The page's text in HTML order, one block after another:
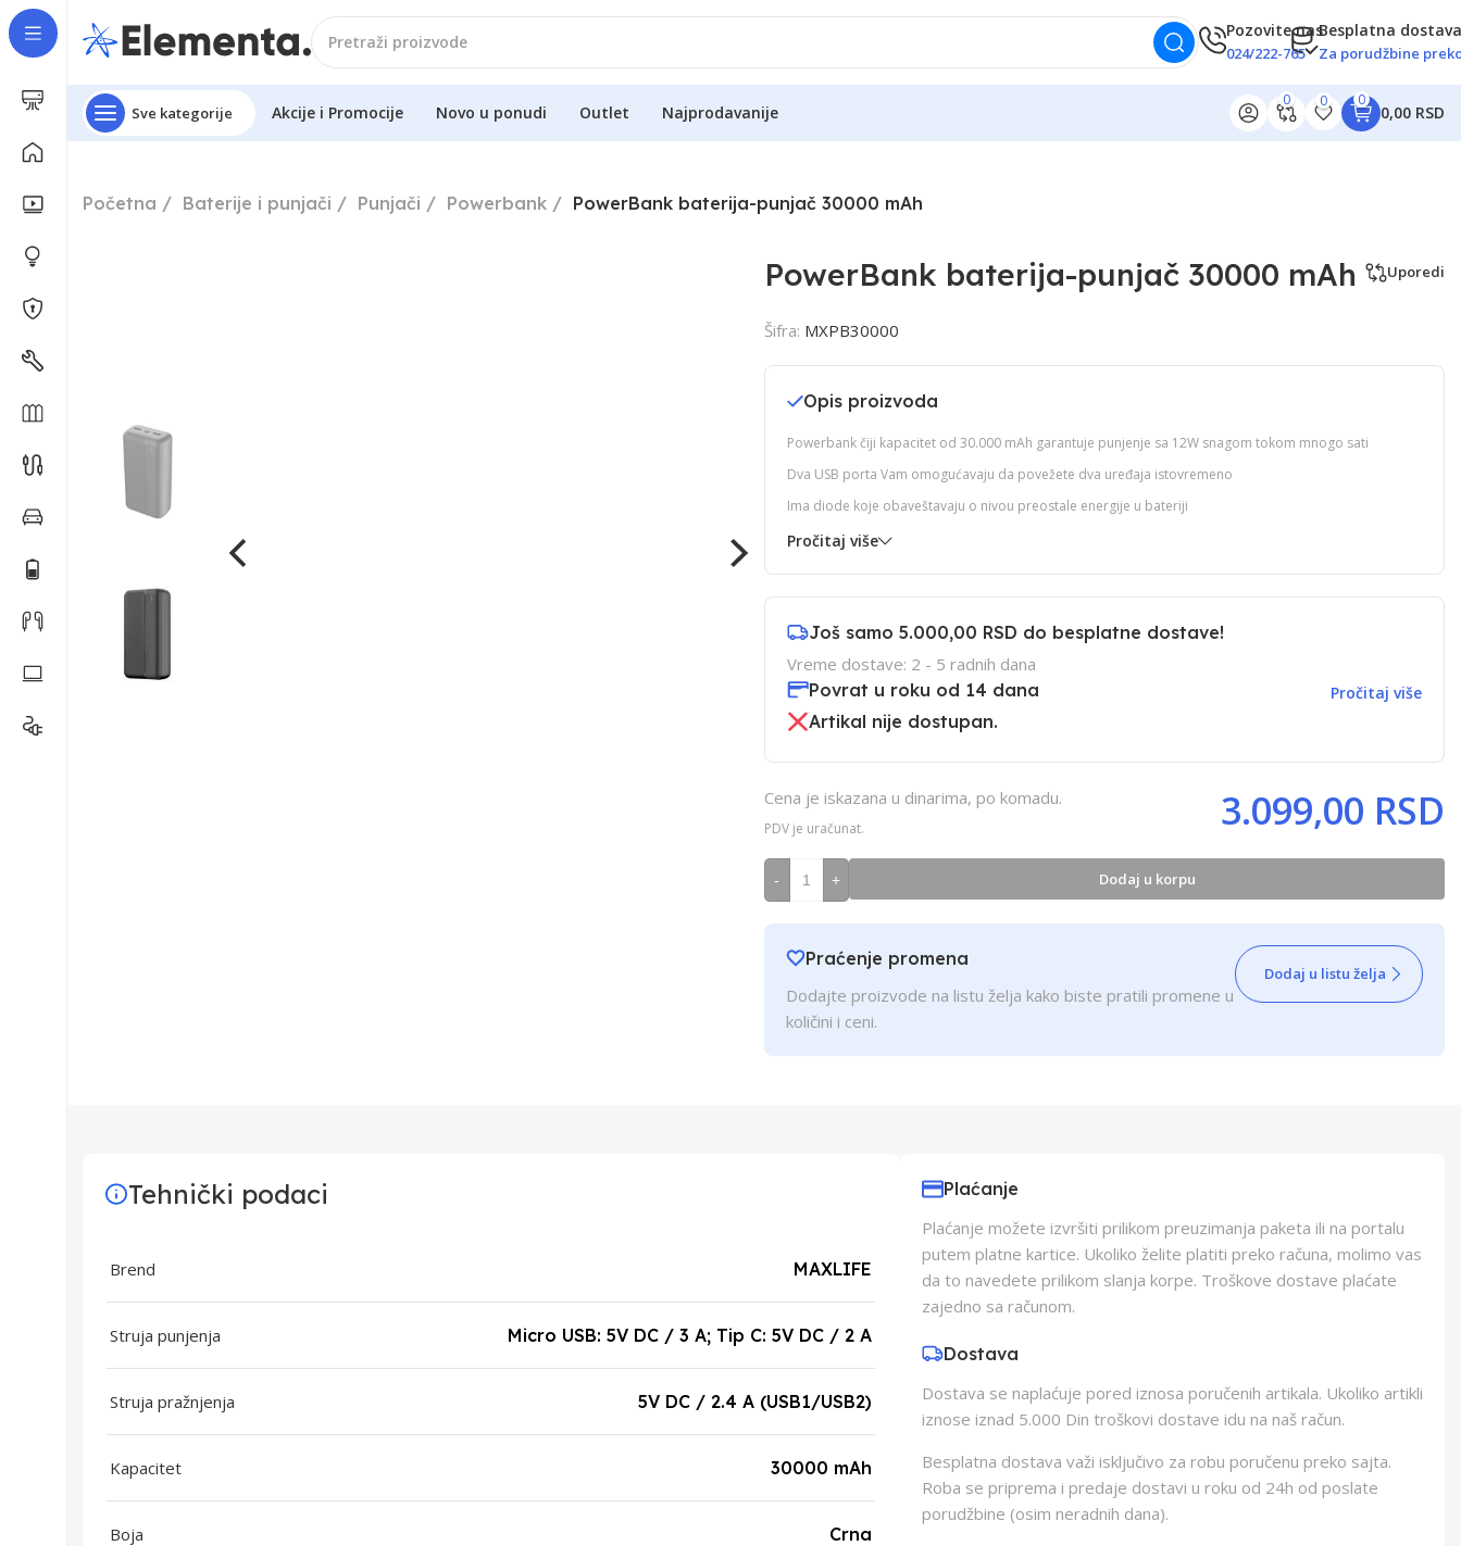
Pozovite nas
024/222-765
Besplatna
Za porudžbine
Sve kategorije Akcije i Promocije Novo u ponudi Outlet Najprodavanije
0 0 0
0,00 RSD
Početna Baterije i punjači Punjači Powerbank PowerBank baterija-punjač 30000 mAh
PowerBank baterija-punjač 30000 mAh Uporedi
Šifra: MXPB30000
Opis proizvoda
Powerbank čiji kapacitet od 30.000 mAh garantuje punjenje sa 12W snagom tokom mnogo sati
Dva USB porta Vam omogućavaju da povežete dva uređaja istovremeno
Ima diode koje obaveštavaju o nivou preostale energije u bateriji
Pročitaj više
Još samo 5.000,00 RSD do besplatne dostave!
Vreme dostave: 2 - 5 radnih dana
Povrat u roku od 14 dana
Pročitaj više
Artikal nije dostupan.
Cena je iskazana u dinarima, po komadu.
PDV je uračunat. 3.099,00 RSD
- + Dodaj u korpu
Praćenje promena
Dodajte proizvode na listu želja kako biste pratili promene u
količini i ceni.
Dodaj u listu želja
Tehnički podaci
Brend MAXLIFE
Struja punjenja Micro USB: 5V DC / 3 A; Tip C: 5V DC / 2 A
Struja pražnjenja 5V DC / 2.4 A (USB1/USB2)
Kapacitet 30000 mAh
Boja Crna
Plaćanje
Plaćanje možete izvršiti prilikom preuzimanja paketa ili na portalu
putem platne kartice. Ukoliko želite platiti preko računa, molimo vas
da to navedete prilikom slanja korpe. Troškove dostave plaćate
zajedno sa računom.
Dostava
Dostava se naplaćuje pored iznosa poručenih artikala. Ukoliko artikli
iznose iznad 5.000 Din troškovi dostave idu na naš račun.
Besplatna dostava važi isključivo za robu poručenu preko sajta.
Roba se priprema i predaje dostavi u roku od 24h od poslate
porudžbine (osim neradnih dana).